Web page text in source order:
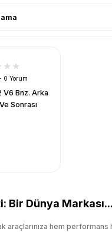
0 Yorum
V6 Bnz. Arka
Sonrası
Bir Dünya Markası...
araçlarınıza hem